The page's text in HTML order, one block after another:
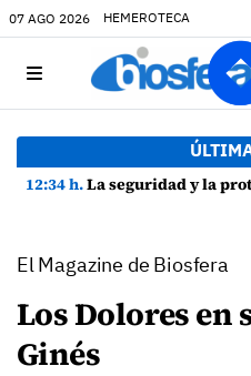
07 AGO 2026 HEMEROTECA
12:34 h.La seguridad y la protección del entorno
El Magazine de Biosfera
Los Dolores en
Ginés